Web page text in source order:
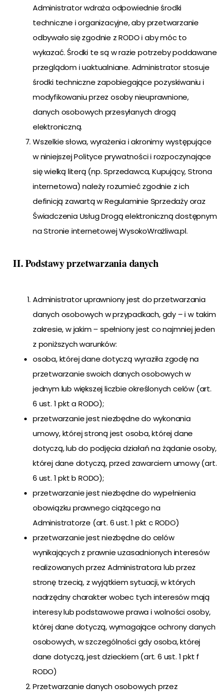
Administrator wdraża odpowiednie środki
techniczne i organizacyjne, aby przetwarzanie
odbywało się zgodnie z RODO i aby móc to
wykazać. Środki te są w razie potrzeby poddawane
przeglądom i uaktualniane. Administrator stosuje
środki techniczne zapobiegające pozyskiwaniu i
modyfikowaniu przez osoby nieuprawnione,
danych osobowych przesyłanych drogą
elektroniczną.
Wszelkie słowa, wyrażenia i akronimy występujące
w niniejszej Polityce prywatności i rozpoczynające
się wielką literą (np. Sprzedawca, Kupujący, Strona
internetowa) należy rozumieć zgodnie z ich
definicją zawartą w Regulaminie Sprzedaży oraz
Świadczenia Usług Drogą elektroniczną dostępnym
na Stronie internetowej WysokoWrażliwa.pl.
II. Podstawy przetwarzania danych
Administrator uprawniony jest do przetwarzania
danych osobowych w przypadkach, gdy – i w takim
zakresie, w jakim – spełniony jest co najmniej jeden
z poniższych warunków:
osoba, której dane dotyczą wyraziła zgodę na
przetwarzanie swoich danych osobowych w
jednym lub większej liczbie określonych celów (art.
6 ust. 1 pkt a RODO);
przetwarzanie jest niezbędne do wykonania
umowy, której stroną jest osoba, której dane
dotyczą, lub do podjęcia działań na żądanie osoby,
której dane dotyczą, przed zawarciem umowy (art.
6 ust. 1 pkt b RODO);
przetwarzanie jest niezbędne do wypełnienia
obowiązku prawnego ciążącego na
Administratorze (art. 6 ust. 1 pkt c RODO)
przetwarzanie jest niezbędne do celów
wynikających z prawnie uzasadnionych interesów
realizowanych przez Administratora lub przez
stronę trzecią, z wyjątkiem sytuacji, w których
nadrzędny charakter wobec tych interesów mają
interesy lub podstawowe prawa i wolności osoby,
której dane dotyczą, wymagające ochrony danych
osobowych, w szczególności gdy osoba, której
dane dotyczą, jest dzieckiem (art. 6 ust. 1 pkt f
RODO)
Przetwarzanie danych osobowych przez